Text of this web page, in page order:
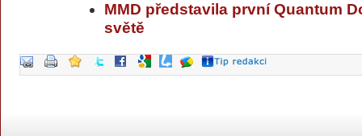
MMD představila první Quantum
světě